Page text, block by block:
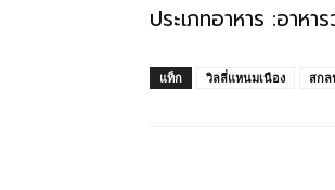
ประเภทอาหาร :อาหา
แท็ก วิลลี่แหนมเนือง สกล